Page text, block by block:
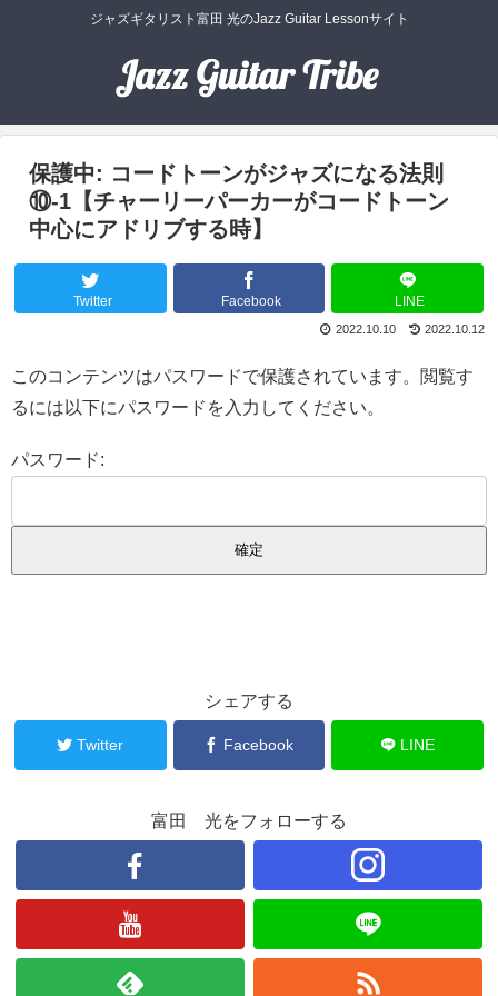
ジャズギタリスト富田 光のJazz Guitar Lessonサイト
保護中: コードトーンがジャズになる法則
⑩-1【チャーリーパーカーがコードトーン
中心にアドリブする時】
Twitter Facebook LINE
2022.10.12
2022.10.10
このコンテンツはパスワードで保護されています。閲覧す
るには以下にパスワードを入力してください。
パスワード:
シェアする
Twitter Facebook LINE
富田 光をフォローする